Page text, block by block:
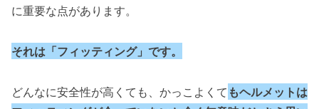
に重要な点があります。
それは「フィッティング」です。
どんなに安全性が高くても、かっこよくて もヘルメットは